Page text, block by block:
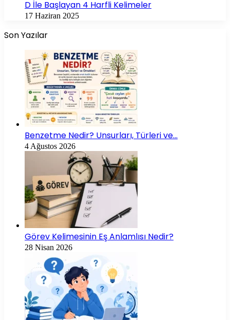
D İle Başlayan 4 Harfli Kelimeler
17 Haziran 2025
Son Yazılar
Benzetme Nedir? Unsurları, Türleri ve…
4 Ağustos 2026
Görev Kelimesinin Eş Anlamlısı Nedir?
28 Nisan 2026